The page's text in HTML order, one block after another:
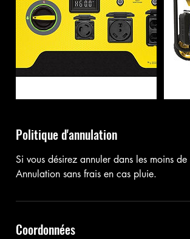
Politique d'annulation
Si vous désirez annuler dans les moins
Annulation sans frais en cas pluie.
Coordonnées